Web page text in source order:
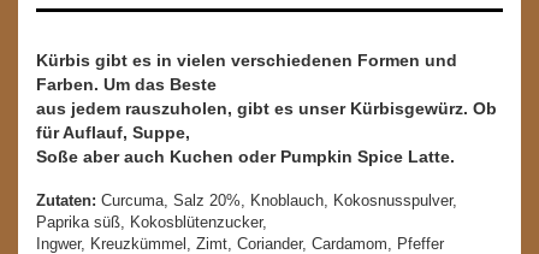
Kürbis gibt es in vielen verschiedenen Formen und
Farben. Um das Beste
aus jedem rauszuholen, gibt es unser Kürbisgewürz. Ob
für Auflauf, Suppe,
Soße aber auch Kuchen oder Pumpkin Spice Latte.
Zutaten: Curcuma, Salz 20%, Knoblauch, Kokosnusspulver,
Paprika süß, Kokosblütenzucker,
Ingwer, Kreuzkümmel, Zimt, Coriander, Cardamom, Pfeffer